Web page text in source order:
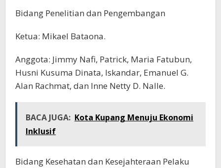
Bidang Penelitian dan Pengembangan
Ketua: Mikael Bataona.
Anggota: Jimmy Nafi, Patrick, Maria Fatubun,
Husni Kusuma Dinata, Iskandar, Emanuel G.
Alan Rachmat, dan Inne Netty D. Nalle.
BACA JUGA: Kota Kupang Menuju Ekonomi
Inklusif
Bidang Kesehatan dan Kesejahteraan Pelaku